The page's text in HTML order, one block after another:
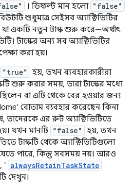
। ডিফল্ট মান হলো "false"
শুধুমাত্র সেইসব অ্যাক্টিভিটির
একটি নতুন টাস্ক শুরু করে—অর্থাৎ
টাস্কের অন্য সব অ্যাক্টিভিটির
করা হয়।
"true"
হয়, তখন ব্যবহারকারীরা
শুরু করার সময়, তারা টাস্কের মধ্যে
বা এটি থেকে বের হওয়ার জন্য
বোতাম ব্যবহার করেছেন কিনা
তাদেরকে এর রুট অ্যাক্টিভিটিতে
যখন মানটি "false"
হয়, তখন
টাস্কটি থেকে অ্যাক্টিভিটিগুলো
পারে, কিন্তু সবসময় নয়। আরও
' alwaysRetainTaskState
দেখুন।